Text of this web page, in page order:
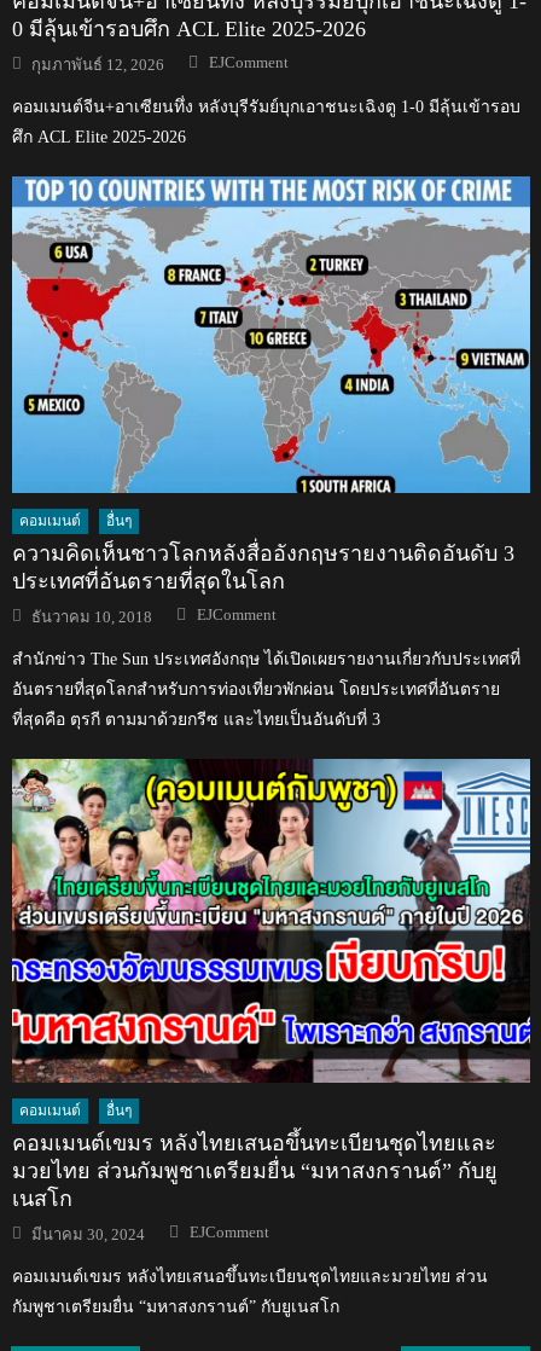
0 มีลุ้นเข้ารอบศึก ACL Elite 2025-2026
Posted
on
กุมภาพันธ์ 12, 2026 Author
EJComment
คอมเมนต์จีน+อาเซียนทึ่ง หลังบุรีรัมย์บุกเอาชนะเฉิงตู 1-0 มีลุ้นเข้ารอบ
ศึก ACL Elite 2025-2026
คอมเมนต์ อื่นๆ
ความคิดเห็นชาวโลกหลังสื่ออังกฤษรายงานติดอันดับ 3
ประเทศที่อันตรายที่สุดในโลก
Posted
on
ธันวาคม 10, 2018 Author
EJComment
สำนักข่าว The Sun ประเทศอังกฤษ ได้เปิดเผยรายงานเกี่ยวกับประเทศที่
อันตรายที่สุดโลกสำหรับการท่องเที่ยวพักผ่อน โดยประเทศที่อันตราย
ที่สุดคือ ตุรกี ตามมาด้วยกรีซ และไทยเป็นอันดับที่ 3
คอมเมนต์ อื่นๆ
คอมเมนต์เขมร หลังไทยเสนอขึ้นทะเบียนชุดไทยและ
มวยไทย ส่วนกัมพูชาเตรียมยื่น “มหาสงกรานต์” กับยู
เนสโก
Posted
on
มีนาคม 30, 2024 Author
EJComment
คอมเมนต์เขมร หลังไทยเสนอขึ้นทะเบียนชุดไทยและมวยไทย ส่วน
กัมพูชาเตรียมยื่น “มหาสงกรานต์” กับยูเนสโก